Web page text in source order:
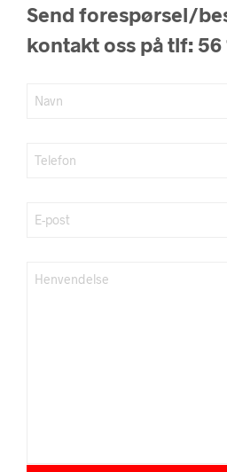
Send forespørsel/
kontakt oss på tlf: 56